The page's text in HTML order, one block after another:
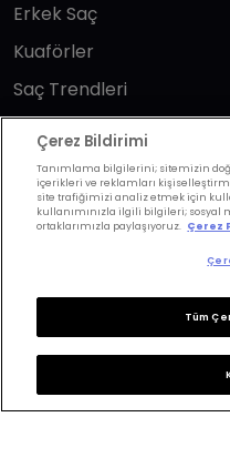
Erkek Saç
Kuaförler
Saç Trendleri
Bizi takip edin
KVKK Politikası
KVKK Başvuru Formu
Çerez
Çerez Bildirimi
Tanımlama bilgilerini; sitemizin
içerikleri ve reklamları
site trafiğimizi analiz etmek için
kullanımınızla ilgili bilgileri; sosyal
ortaklarımızla paylaşıyoruz. Çerez
Tüm